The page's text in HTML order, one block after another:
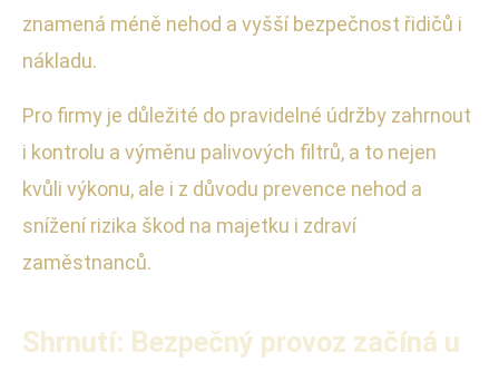
znamená méně nehod a vyšší bezpečnost řidičů i
nákladu.
Pro firmy je důležité do pravidelné údržby zahrnout
i kontrolu a výměnu palivových filtrů, a to nejen
kvůli výkonu, ale i z důvodu prevence nehod a
snížení rizika škod na majetku i zdraví
zaměstnanců.
Shrnutí: Bezpečný provoz začíná u